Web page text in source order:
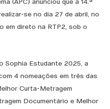
se no dia 27 de abril, no
em direto na RTP2, sob o
Sophia Estudante 2025, a
4 nomeações em três das
Curta-Metragem
Documentário e Melhor